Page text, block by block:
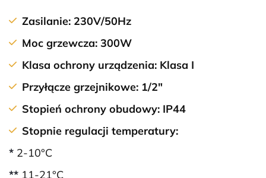
Zasilanie: 230V/50Hz
Moc grzewcza: 300W
Klasa ochrony urządzenia: Klasa I
Przyłącze grzejnikowe: 1/2″
Stopień ochrony obudowy: IP44
Stopnie regulacji temperatury:
* 2-10°C
** 11-21°C